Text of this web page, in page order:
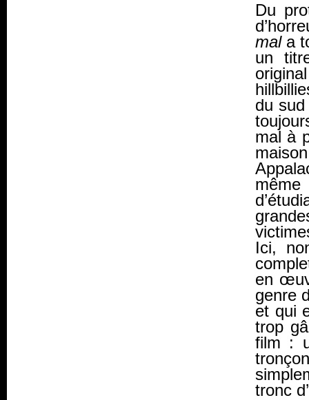
Du
mala
un
du
mal à
Ici,
en
genre
et qui
trop
film :
tronc